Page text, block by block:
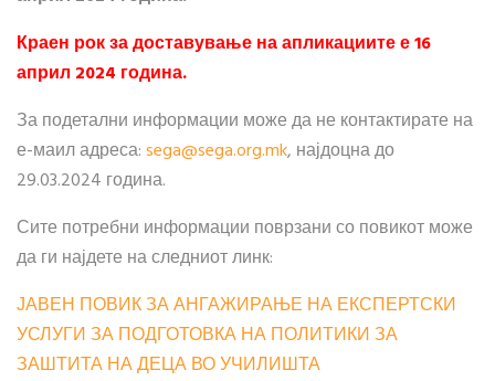
Краен рок за доставување на апликациите е 16
април 2024 година.
За подетални информации може да не контактирате на
е-маил адреса:sega​@​sega.org.mk, најдоцна до
29.03.2024 година.
Сите потребни информации поврзани со повикот може
да ги најдете на следниот линк:
ЈАВЕН ПОВИК ЗА АНГАЖИРАЊЕ НА ЕКСПЕРТСКИ
УСЛУГИ ЗА ПОДГОТОВКА НА ПОЛИТИКИ ЗА
ЗАШТИТА НА ДЕЦА ВО УЧИЛИШТА